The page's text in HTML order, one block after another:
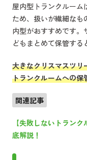
屋内型トランクルーム
ため、扱いが繊細なも
内型がおすすめです。
どもまとめて保管する
大きなクリスマスツリ
トランクルームへの保
関連記事
【失敗しないトラン
底解説！